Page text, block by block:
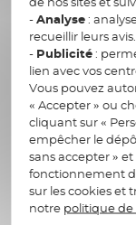
gestion mais
relation
technologies
les citoyens
publics. Le
option ; il
interactions.
« La solution
parfaitement
utilisateurs
- Analyse:
recueillir leurs avis.
- Publicité:
lien avec vos
Vous pouvez
« Accepter » ou
cliquant sur «
empêcher le
sans accepter » et
fonctionnement
sur les cookies et
notre politique de